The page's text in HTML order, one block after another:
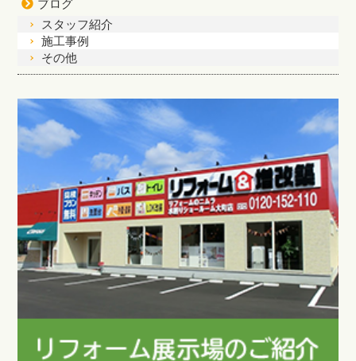
ブログ
スタッフ紹介
施工事例
その他